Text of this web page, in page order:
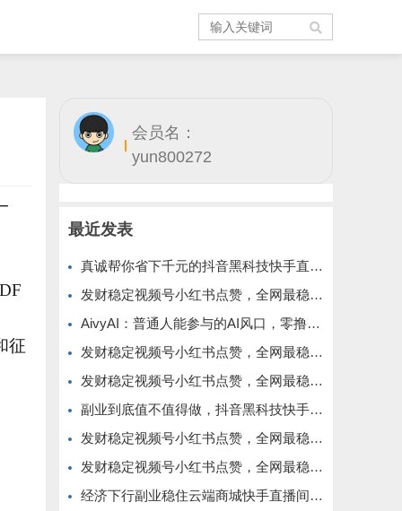
征
会员名：
yun800272
最近发表
真诚帮你省下千元的抖音黑科技快手直播间人气涨粉点赞云端商城免费送
发财稳定视频号小红书点赞，全网最稳定绿色的项目，全网一起推
AivyAI：普通人能参与的AI风口，零撸AVAX，首码上线速度上车！
发财稳定视频号小红书点赞，全网最稳定绿色的项目，价格拉满的哦
发财稳定视频号小红书点赞，全网最稳定绿色的项目，今年再加油
副业到底值不值得做，抖音黑科技快手上人涨粉云端商城真能逆袭赚钱
发财稳定视频号小红书点赞，全网最稳定绿色的项目，完美来拉新
发财稳定视频号小红书点赞，全网最稳定绿色的项目，完全自动了
经济下行副业稳住云端商城快手直播间挂铁涨粉丝抖音黑科技实操